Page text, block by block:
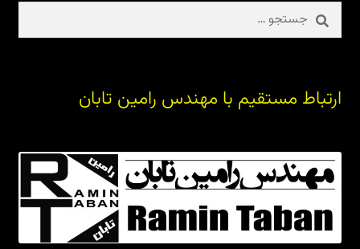
جستجو
برای:
ارتباط مستقیم با مهندس رامین تابان